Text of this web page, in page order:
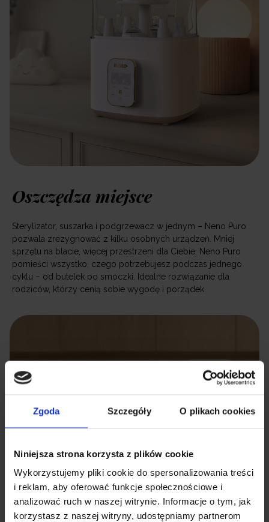
Zgoda Szczegóły O plikach cookies
Niniejsza strona korzysta z plików cookie
Wykorzystujemy pliki cookie do spersonalizowania treści
i reklam, aby oferować funkcje społecznościowe i
analizować ruch w naszej witrynie. Informacje o tym, jak
korzystasz z naszej witryny, udostępniamy partnerom
Oszczędza miejsce
Sterylizator, suszarka i podgrzewacz w jednym – Neno Puro
pozwala zrezygnować z kilku osobnych urządzeń. Mniej
sprzętu na blacie, więcej przestrzeni dla Ciebie. Neno Puro
pomieści wszystko, czego potrzebujesz podczas jednego
cyklu – od butelek po smoczki. Idealne rozwiązanie dla
rodziców, którzy cenią sobie wygodę i porządek.